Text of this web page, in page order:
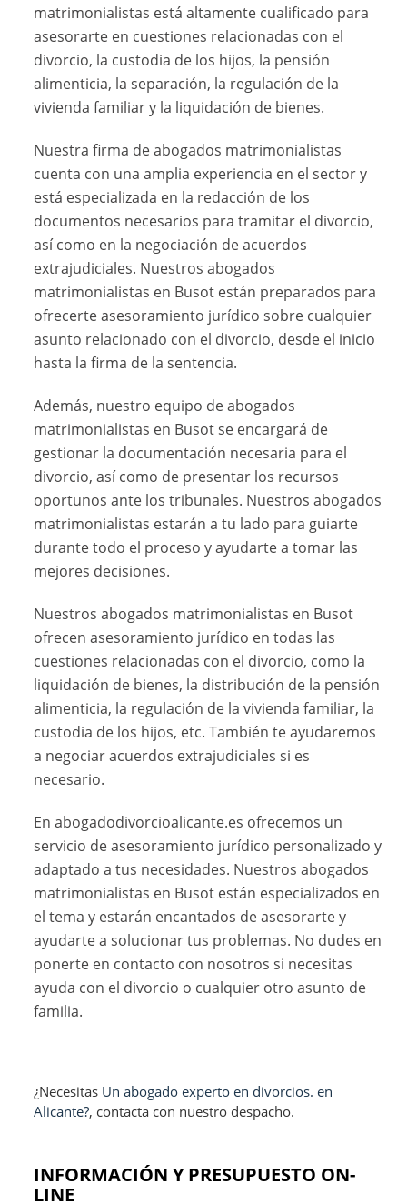
matrimonialistas está altamente cualificado para
asesorarte en cuestiones relacionadas con el
divorcio, la custodia de los hijos, la pensión
alimenticia, la separación, la regulación de la
vivienda familiar y la liquidación de bienes.
Nuestra firma de abogados matrimonialistas
cuenta con una amplia experiencia en el sector y
está especializada en la redacción de los
documentos necesarios para tramitar el divorcio,
así como en la negociación de acuerdos
extrajudiciales. Nuestros abogados
matrimonialistas en Busot están preparados para
ofrecerte asesoramiento jurídico sobre cualquier
asunto relacionado con el divorcio, desde el inicio
hasta la firma de la sentencia.
Además, nuestro equipo de abogados
matrimonialistas en Busot se encargará de
gestionar la documentación necesaria para el
divorcio, así como de presentar los recursos
oportunos ante los tribunales. Nuestros abogados
matrimonialistas estarán a tu lado para guiarte
durante todo el proceso y ayudarte a tomar las
mejores decisiones.
Nuestros abogados matrimonialistas en Busot
ofrecen asesoramiento jurídico en todas las
cuestiones relacionadas con el divorcio, como la
liquidación de bienes, la distribución de la pensión
alimenticia, la regulación de la vivienda familiar, la
custodia de los hijos, etc. También te ayudaremos
a negociar acuerdos extrajudiciales si es
necesario.
En abogadodivorcioalicante.es ofrecemos un
servicio de asesoramiento jurídico personalizado y
adaptado a tus necesidades. Nuestros abogados
matrimonialistas en Busot están especializados en
el tema y estarán encantados de asesorarte y
ayudarte a solucionar tus problemas. No dudes en
ponerte en contacto con nosotros si necesitas
ayuda con el divorcio o cualquier otro asunto de
familia.
¿Necesitas Un abogado experto en divorcios. en
Alicante?, contacta con nuestro despacho.
INFORMACIÓN Y PRESUPUESTO ON-
LINE